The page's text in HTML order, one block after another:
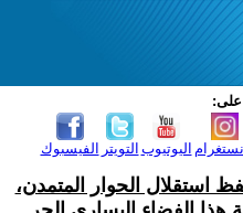
على:
الفيسبوك التويتر اليوتيوب
استقلال الحوار المتمدن،